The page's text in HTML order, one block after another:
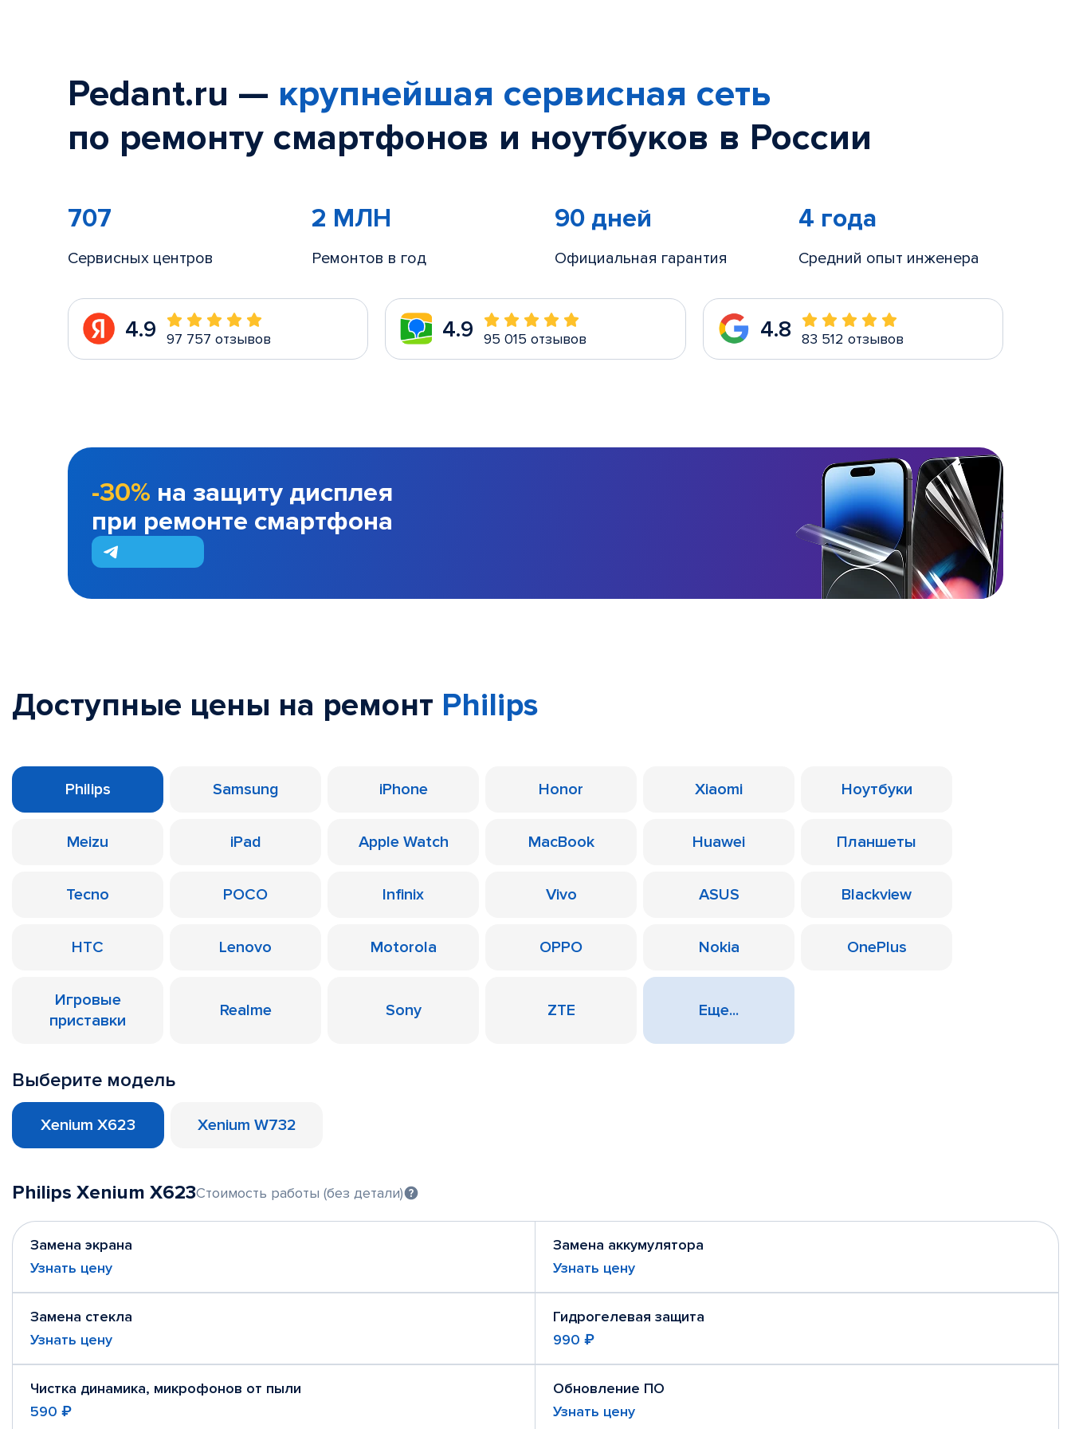
Pedant.ru — крупнейшая сервисная сеть
по ремонту смартфонов и ноутбуков в России
707
Сервисных центров
2 МЛН
Ремонтов в год
90 дней
Официальная гарантия
4 года
Средний опыт инженера
4.9 97 757 отзывов 4.9 95 015 отзывов 4.8 83 512 отзывов
-30% на защиту дисплея
при ремонте смартфона
Доступные цены на ремонт Philips
Philips Samsung iPhone Honor Xiaomi Ноутбуки
Meizu iPad Apple Watch MacBook Huawei Планшеты
Tecno POCO Infinix Vivo ASUS Blackview
HTC Lenovo Motorola OPPO Nokia OnePlus
Игровые
приставки
Realme Sony ZTE Еще...
Выберите модель
Xenium X623 Xenium W732
Philips Xenium X623Стоимость работы (без детали)
Замена экрана
Узнать цену
Замена аккумулятора
Узнать цену
Замена стекла
Узнать цену
Гидрогелевая защита
990 ₽
Чистка динамика, микрофонов от пыли
590 ₽
Обновление ПО
Узнать цену